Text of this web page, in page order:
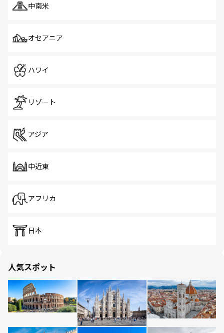
中南米
オセアニア
ハワイ
リゾート
アジア
中近東
アフリカ
日本
人気スポット